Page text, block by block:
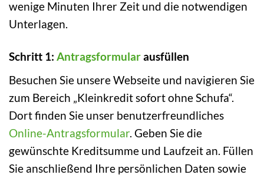
wenige Minuten Ihrer Zeit und die notwendigen
Unterlagen.
Schritt 1: Antragsformularausfüllen
Besuchen Sie unsere Webseite und navigieren Sie
zum Bereich „Kleinkredit sofort ohne Schufa“.
Dort finden Sie unser benutzerfreundliches
Online-Antragsformular. Geben Sie die
gewünschte Kreditsumme und Laufzeit an. Füllen
Sie anschließend Ihre persönlichen Daten sowie